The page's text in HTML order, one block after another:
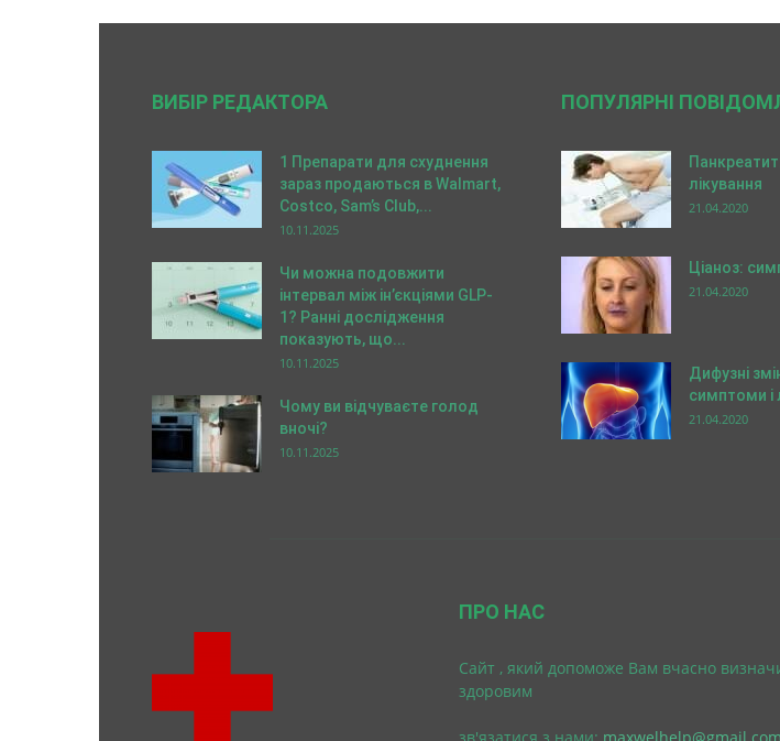
ВИБІР РЕДАКТОРА
1 Препарати для схуднення
зараз продаються в Walmart,
Costco, Sam’s Club,...
10.11.2025
Чи можна подовжити
інтервал між ін’єкціями GLP-
1? Ранні дослідження
показують, що...
10.11.2025
Чому ви відчуваєте голод
вночі?
10.11.2025
ПОПУЛЯРНІ
лікування
21.04.2020
Ціаноз:
21.04.2020
Дифузні
симптоми і
21.04.2020
ПРО НАС
Cайт , який допоможе Вам вчасно
здоровим